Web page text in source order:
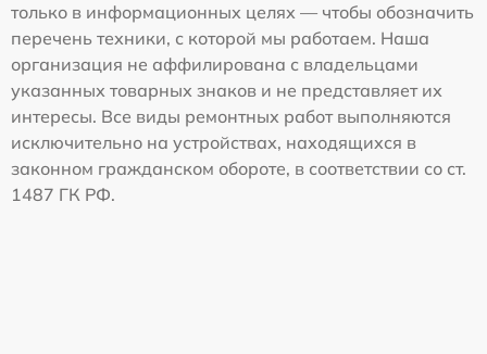
только в информационных целях — чтобы обозначить
перечень техники, с которой мы работаем. Наша
организация не аффилирована с владельцами
указанных товарных знаков и не представляет их
интересы. Все виды ремонтных работ выполняются
исключительно на устройствах, находящихся в
законном гражданском обороте, в соответствии со ст.
1487 ГК РФ.